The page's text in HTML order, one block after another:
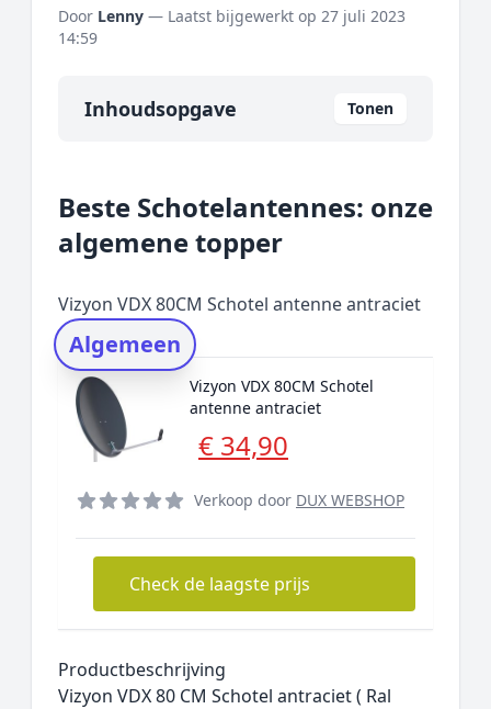
Door Lenny — Laatst bijgewerkt op 27 juli 2023
14:59
Inhoudsopgave Tonen
Onze algemene topper
Prijs topper
Rating topper
Onderzoeksmethode
Alternatieven
Prijsniveaus
Beste Schotelantennes: onze
algemene topper
Vizyon VDX 80CM Schotel antenne antraciet
Algemeen
Vizyon VDX 80CM Schotel
antenne antraciet
€ 34,90
Verkoop door DUX WEBSHOP
Check de laagste prijs
Productbeschrijving
Vizyon VDX 80 CM Schotel antraciet ( Ral